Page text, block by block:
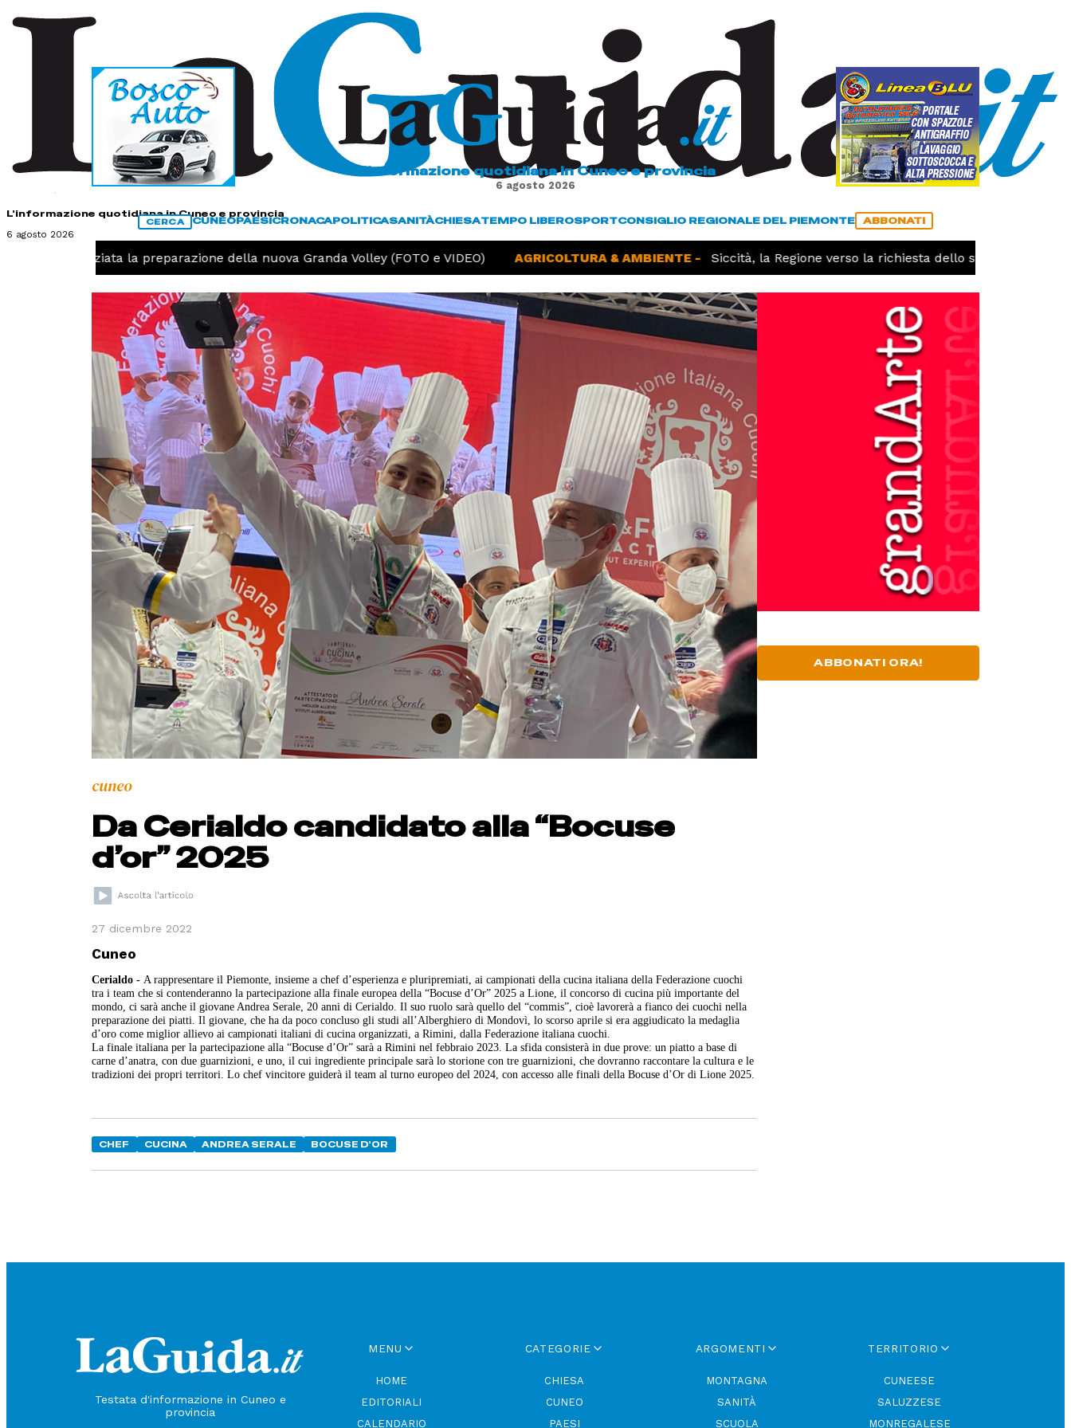
L'informazione quotidiana in Cuneo e provincia
6 agosto 2026
L'informazione quotidiana in Cuneo e provincia
6 agosto 2026
CERCA CUNEOPAESICRONACAPOLITICASANITÀCHIESATEMPO LIBEROSPORTCONSIGLIO REGIONALE DEL PIEMONTE ABBONATI
iniziata la preparazione della nuova Granda Volley (FOTO e VIDEO) AGRICOLTURA & AMBIENTE - Siccità, la Regione verso la richiesta dello stato di calamità
cuneo
Da Cerialdo candidato alla “Bocuse
d’or” 2025
27 dicembre 2022
Cuneo
Cerialdo - A rappresentare il Piemonte, insieme a chef d’esperienza e pluripremiati, ai campionati della cucina italiana della Federazione cuochi
tra i team che si contenderanno la partecipazione alla finale europea della “Bocuse d’Or” 2025 a Lione, il concorso di cucina più importante del
mondo, ci sarà anche il giovane Andrea Serale, 20 anni di Cerialdo. Il suo ruolo sarà quello del “commis”, cioè lavorerà a fianco dei cuochi nella
preparazione dei piatti. Il giovane, che ha da poco concluso gli studi all’Alberghiero di Mondovì, lo scorso aprile si era aggiudicato la medaglia
d’oro come miglior allievo ai campionati italiani di cucina organizzati, a Rimini, dalla Federazione italiana cuochi.
La finale italiana per la partecipazione alla “Bocuse d’Or” sarà a Rimini nel febbraio 2023. La sfida consisterà in due prove: un piatto a base di
carne d’anatra, con due guarnizioni, e uno, il cui ingrediente principale sarà lo storione con tre guarnizioni, che dovranno raccontare la cultura e le
tradizioni dei propri territori. Lo chef vincitore guiderà il team al turno europeo del 2024, con accesso alle finali della Bocuse d’Or di Lione 2025.
CHEF CUCINA ANDREA SERALE BOCUSE D'OR
ABBONATI ORA!
Testata d'informazione in Cuneo e
provincia
MENU
HOME
EDITORIALI
CALENDARIO
CATEGORIE
CHIESA
CUNEO
PAESI
ARGOMENTI
MONTAGNA
SANITÀ
SCUOLA
TERRITORIO
CUNEESE
SALUZZESE
MONREGALESE